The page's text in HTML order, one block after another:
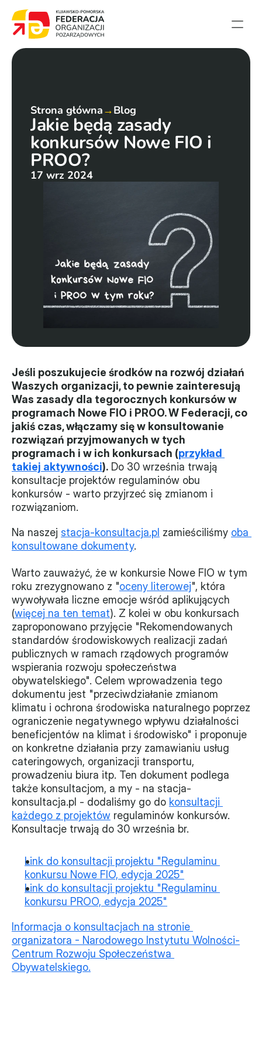
Projekty
Członkowie
English summary
Kontakt
Historia i działania
Narzędzie samooceny
Projekty
XVII forum NGO
Projekt z powiatem
Przystąp
Członkostwo
Monitorujemy
Działania z ostatnich lat
Sprawy
Forum Dobrego Prawa
Certyfikujemy
Certyfikat
Edycja 2024
Laureaci
Strona główna→Blog
Jakie będą zasady
konkursów Nowe FIO i
PROO?
17 wrz 2024
Jeśli poszukujecie środków na rozwój działań
Waszych organizacji, to pewnie zainteresują
Was zasady dla tegorocznych konkursów w
programach Nowe FIO i PROO. W Federacji, co
jakiś czas, włączamy się w konsultowanie
rozwiązań przyjmowanych w tych
programach i w ich konkursach (przykład
takiej aktywności). Do 30 września trwają
konsultacje projektów regulaminów obu
konkursów - warto przyjrzeć się zmianom i
rozwiązaniom.
Na naszej stacja-konsultacja.pl zamieściliśmy oba
konsultowane dokumenty.
Warto zauważyć, że w konkursie Nowe FIO w tym
roku zrezygnowano z "oceny literowej", która
wywoływała liczne emocje wśród aplikujących
(więcej na ten temat). Z kolei w obu konkursach
zaproponowano przyjęcie "Rekomendowanych
standardów środowiskowych realizacji zadań
publicznych w ramach rządowych programów
wspierania rozwoju społeczeństwa
obywatelskiego". Celem wprowadzenia tego
dokumentu jest "przeciwdziałanie zmianom
klimatu i ochrona środowiska naturalnego poprzez
ograniczenie negatywnego wpływu działalności
beneficjentów na klimat i środowisko" i proponuje
on konkretne działania przy zamawianiu usług
cateringowych, organizacji transportu,
prowadzeniu biura itp. Ten dokument podlega
także konsultacjom, a my - na stacja-
konsultacja.pl - dodaliśmy go do konsultacji
każdego z projektów regulaminów konkursów.
Konsultacje trwają do 30 września br.
Link do konsultacji projektu "Regulaminu
konkursu Nowe FIO, edycja 2025"
Link do konsultacji projektu "Regulaminu
konkursu PROO, edycja 2025"
Informacja o konsultacjach na stronie
organizatora - Narodowego Instytutu Wolności-
Centrum Rozwoju Społeczeństwa
Obywatelskiego.